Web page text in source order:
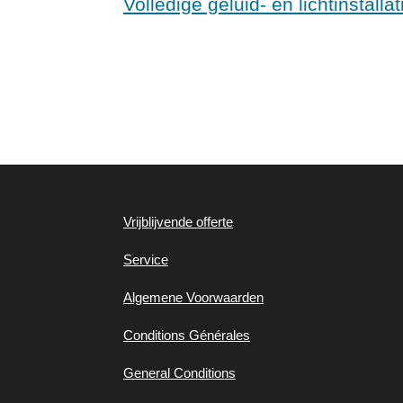
Volledige geluid- en
Vrijblijvende offerte
Service
Algemene Voorwaarden
Conditions Générales
General Conditions